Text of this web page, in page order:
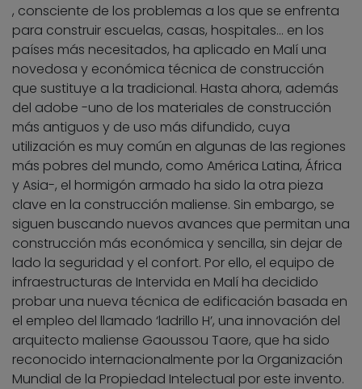
, consciente de los problemas a los que se enfrenta
para construir escuelas, casas, hospitales… en los
países más necesitados, ha aplicado en Malí una
novedosa y económica técnica de construcción
que sustituye a la tradicional. Hasta ahora, además
del adobe -uno de los materiales de construcción
más antiguos y de uso más difundido, cuya
utilización es muy común en algunas de las regiones
más pobres del mundo, como América Latina, África
y Asia-, el hormigón armado ha sido la otra pieza
clave en la construcción maliense. Sin embargo, se
siguen buscando nuevos avances que permitan una
construcción más económica y sencilla, sin dejar de
lado la seguridad y el confort. Por ello, el equipo de
infraestructuras de Intervida en Malí ha decidido
probar una nueva técnica de edificación basada en
el empleo del llamado ‘ladrillo H’, una innovación del
arquitecto maliense Gaoussou Taore, que ha sido
reconocido internacionalmente por la Organización
Mundial de la Propiedad Intelectual por este invento.